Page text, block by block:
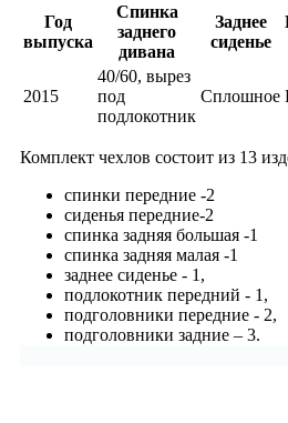
Год
выпуска
Спинка
заднего
дивана
Заднее
сиденье
2015
40/60, вырез
под
подлокотник
Сплошное
Комплект чехлов состоит из 13
спинки передние -2
сиденья передние-2
спинка задняя большая -1
спинка задняя малая -1
заднее сиденье - 1,
подлокотник передний - 1,
подголовники передние - 2,
подголовники задние – 3.